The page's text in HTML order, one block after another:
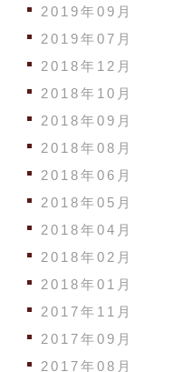
2019年09月
2019年07月
2018年12月
2018年10月
2018年09月
2018年08月
2018年06月
2018年05月
2018年04月
2018年02月
2018年01月
2017年11月
2017年09月
2017年08月